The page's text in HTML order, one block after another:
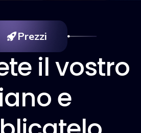
Prezzi
il vostro
e